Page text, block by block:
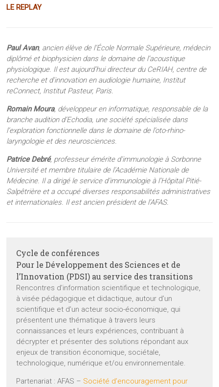
LE REPLAY
Paul Avan, ancien élève de l’École Normale Supérieure, médecin
diplômé et biophysicien dans le domaine de l’acoustique
physiologique. Il est aujourd’hui directeur du CeRIAH, centre de
recherche et d’innovation en audiologie humaine, Institut
reConnect, Institut Pasteur, Paris.
Romain Moura, développeur en informatique, responsable de la
branche audition d’Echodia, une société spécialisée dans
l’exploration fonctionnelle dans le domaine de l’oto-rhino-
laryngologie et des neurosciences.
Patrice Debré, professeur émérite d’immunologie à Sorbonne
Université et membre titulaire de l’Académie Nationale de
Médecine. Il a dirigé le service d’immunologie à l’Hôpital Pitié-
Salpêtrière et a occupé diverses responsabilités administratives
et internationales. Il est ancien président de l’AFAS.
Cycle de conférences
Pour le Développement des Sciences et de
l’Innovation (PDSI) au service des transitions
Rencontres d’information scientifique et technologique,
à visée pédagogique et didactique, autour d’un
scientifique et d’un acteur socio-économique, qui
présentent une thématique à travers leurs
connaissances et leurs expériences, contribuant à
décrypter et présenter des solutions répondant aux
enjeux de transition économique, sociétale,
technologique, numérique et/ou environnementale.
Partenariat : AFAS – Société d’encouragement pour